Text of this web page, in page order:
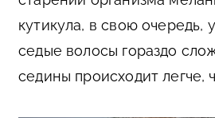
кутикула, в свою очередь,
седые волосы гораздо
седины происходит легче,